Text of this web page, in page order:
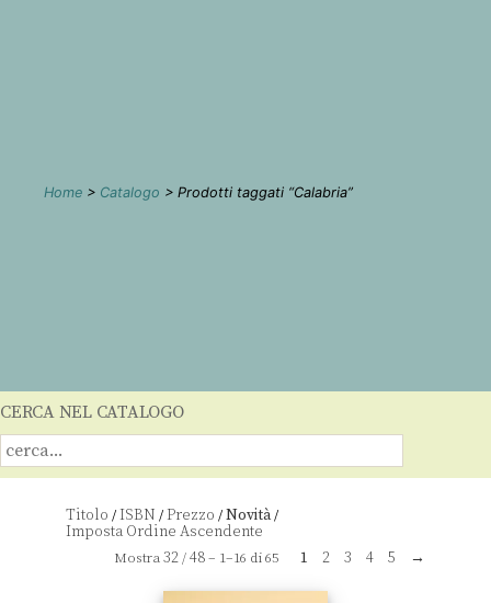
Home > Catalogo > Prodotti taggati “Calabria”
CERCA NEL CATALOGO
Titolo /ISBN /Prezzo /Novità/
Mostra32/48– 1–16 di 65 1 2 3 4 5 →